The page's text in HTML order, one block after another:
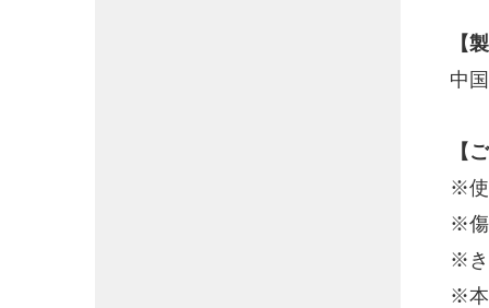
【
中国
【
※使
※傷
※き
※本